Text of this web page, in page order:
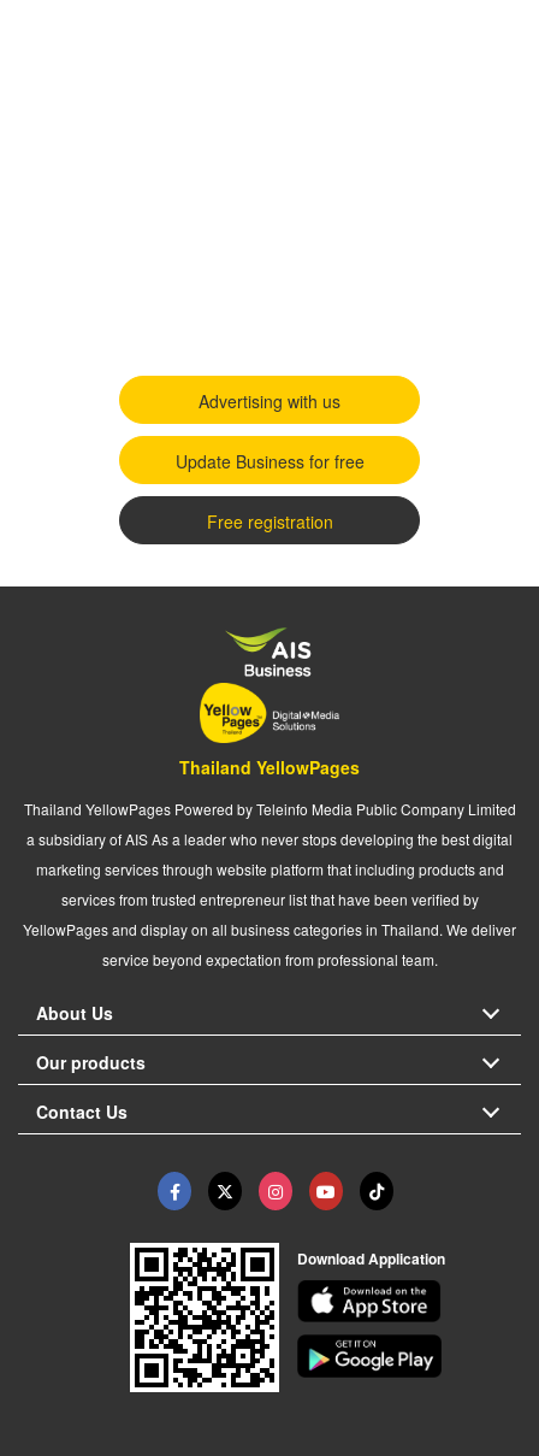
Advertising with us
Update Business for free
Free registration
Thailand YellowPages
Thailand YellowPages Powered by Teleinfo Media Public Company Limited
a subsidiary of AIS As a leader who never stops developing the best digital
marketing services through website platform that including products and
services from trusted entrepreneur list that have been verified by
YellowPages and display on all business categories in Thailand. We deliver
service beyond expectation from professional team.
About Us
Our products
Contact Us
Download Application